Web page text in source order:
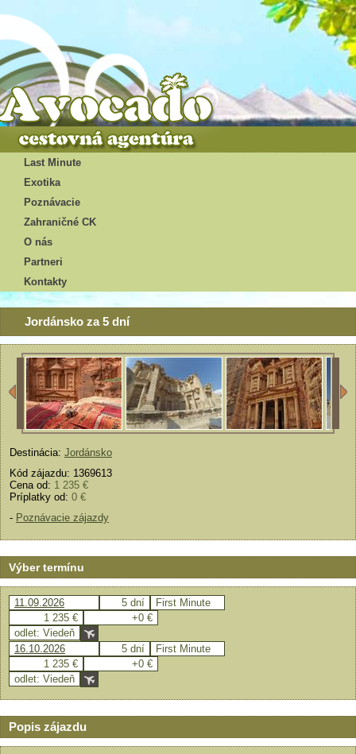
Last Minute
Exotika
Poznávacie
Zahraničné CK
O nás
Partneri
Kontakty
Jordánsko za 5 dní
Destinácia: Jordánsko
Kód zájazdu: 1369613
Cena od: 1 235 €
Príplatky od: 0 €
- Poznávacie zájazdy
Výber termínu
11.09.2026 5 dní
First Minute
1 235 €
+0 €
odlet: Viedeň
16.10.2026
5 dní
First Minute
1 235 €
+0 €
odlet: Viedeň
Popis zájazdu